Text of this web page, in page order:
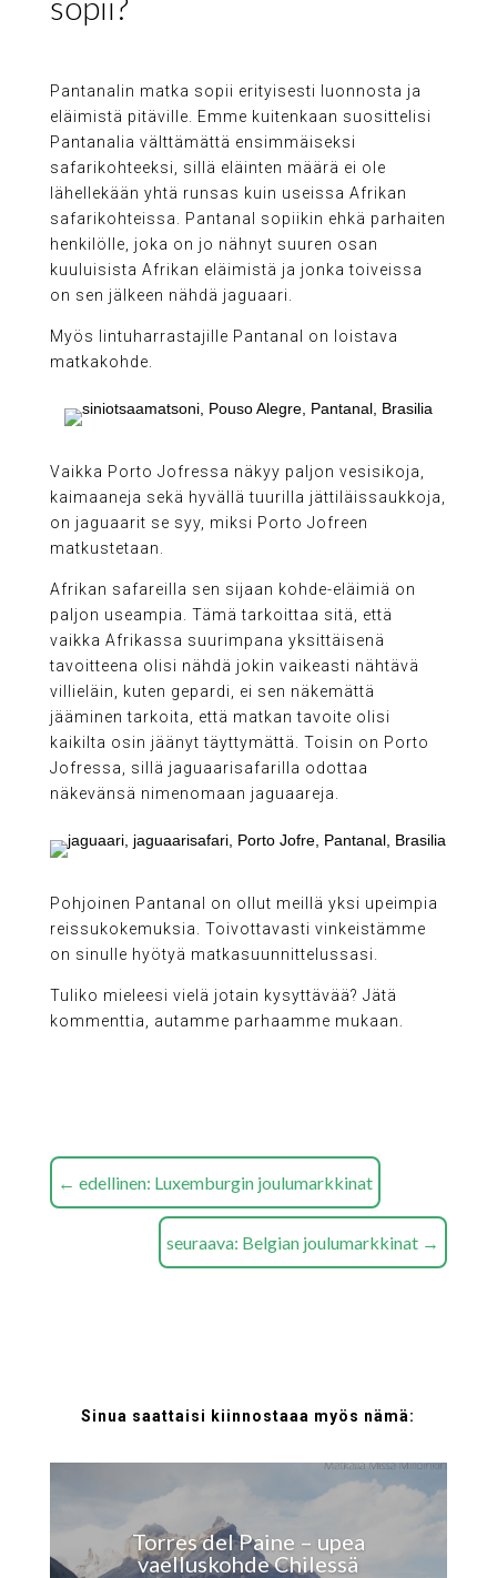
Pantanalin matka sopii erityisesti luonnosta ja
eläimistä pitäville. Emme kuitenkaan suosittelisi
Pantanalia välttämättä ensimmäiseksi
safarikohteeksi, sillä eläinten määrä ei ole
lähellekään yhtä runsas kuin useissa Afrikan
safarikohteissa. Pantanal sopiikin ehkä parhaiten
henkilölle, joka on jo nähnyt suuren osan
kuuluisista Afrikan eläimistä ja jonka toiveissa
on sen jälkeen nähdä jaguaari.
Myös lintuharrastajille Pantanal on loistava
matkakohde.
Vaikka Porto Jofressa näkyy paljon vesisikoja,
kaimaaneja sekä hyvällä tuurilla jättiläissaukkoja,
on jaguaarit se syy, miksi Porto Jofreen
matkustetaan.
Afrikan safareilla sen sijaan kohde-eläimiä on
paljon useampia. Tämä tarkoittaa sitä, että
vaikka Afrikassa suurimpana yksittäisenä
tavoitteena olisi nähdä jokin vaikeasti nähtävä
villieläin, kuten gepardi, ei sen näkemättä
jääminen tarkoita, että matkan tavoite olisi
kaikilta osin jäänyt täyttymättä. Toisin on Porto
Jofressa, sillä jaguaarisafarilla odottaa
näkevänsä nimenomaan jaguaareja.
Pohjoinen Pantanal on ollut meillä yksi upeimpia
reissukokemuksia. Toivottavasti vinkeistämme
on sinulle hyötyä matkasuunnittelussasi.
Tuliko mieleesi vielä jotain kysyttävää? Jätä
kommenttia, autamme parhaamme mukaan.
← edellinen: Luxemburgin joulumarkkinat
seuraava: Belgian joulumarkkinat →
Sinua saattaisi kiinnostaaa myös nämä:
Torres del Paine – upea
vaelluskohde Chilessä